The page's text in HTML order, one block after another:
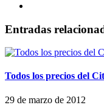
Entradas
Todos los precios del
29 de marzo de 2012